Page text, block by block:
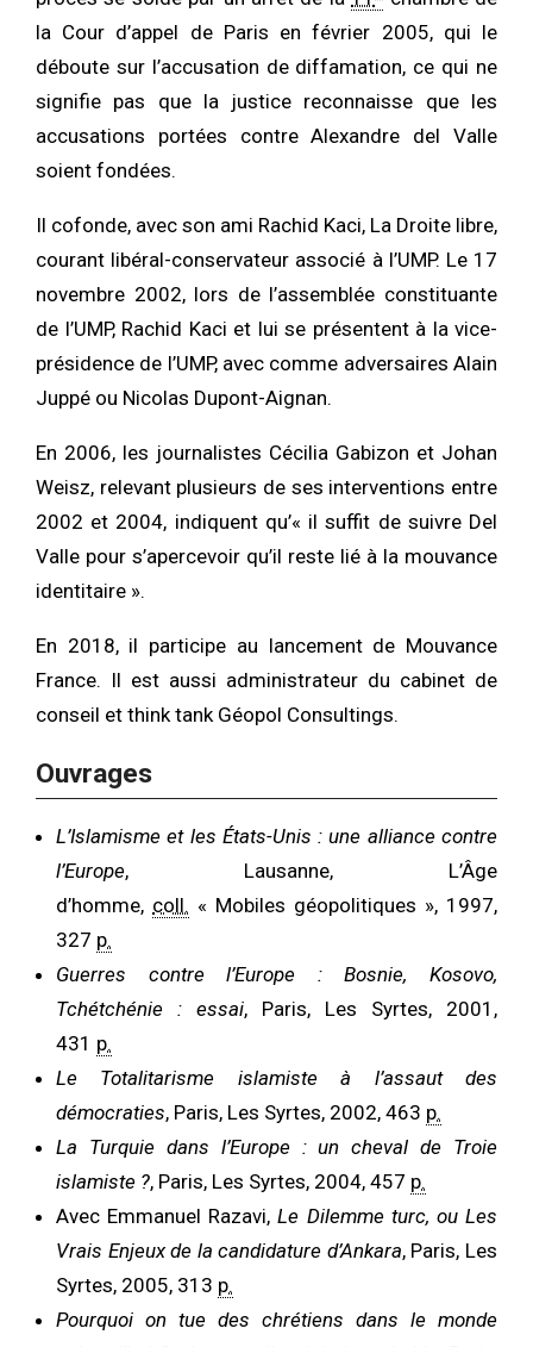
la Cour d’appel de Paris en février 2005, qui le
déboute sur l’accusation de diffamation, ce qui ne
signifie pas que la justice reconnaisse que les
accusations portées contre Alexandre del Valle
soient fondées.
Il cofonde, avec son ami Rachid Kaci, La Droite libre,
courant libéral-conservateur associé à l’UMP. Le 17
novembre 2002, lors de l’assemblée constituante
de l’UMP, Rachid Kaci et lui se présentent à la vice-
présidence de l’UMP, avec comme adversaires Alain
Juppé ou Nicolas Dupont-Aignan.
En 2006, les journalistes Cécilia Gabizon et Johan
Weisz, relevant plusieurs de ses interventions entre
2002 et 2004, indiquent qu’« il suffit de suivre Del
Valle pour s’apercevoir qu’il reste lié à la mouvance
identitaire ».
En 2018, il participe au lancement de Mouvance
France. Il est aussi administrateur du cabinet de
conseil et think tank Géopol Consultings.
Ouvrages
L’Islamisme et les États-Unis : une alliance contre
l’Europe, Lausanne, L’Âge
d’homme, coll. « Mobiles géopolitiques », 1997,
327 p.
Guerres contre l’Europe : Bosnie, Kosovo,
Tchétchénie : essai, Paris, Les Syrtes, 2001,
431 p.
Le Totalitarisme islamiste à l’assaut des
démocraties, Paris, Les Syrtes, 2002, 463 p.
La Turquie dans l’Europe : un cheval de Troie
islamiste ?, Paris, Les Syrtes, 2004, 457 p.
Avec Emmanuel Razavi,Le Dilemme turc, ou Les
Vrais Enjeux de la candidature d’Ankara, Paris, Les
Syrtes, 2005, 313 p.
Pourquoi on tue des chrétiens dans le monde